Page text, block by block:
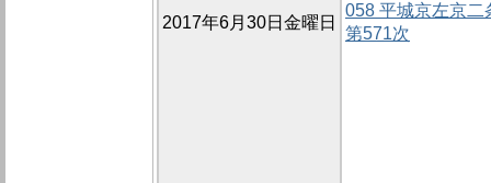
2017年6月30日金曜日
058 平城京左京二
第571次